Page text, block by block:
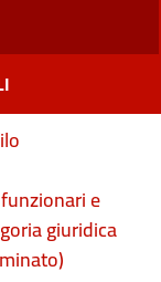
e
giuridica